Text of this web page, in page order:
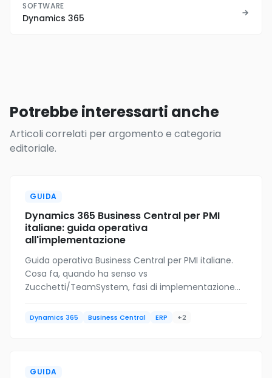
SOFTWARE
Dynamics 365
Potrebbe interessarti anche
Articoli correlati per argomento e categoria
editoriale.
GUIDA
Dynamics 365 Business Central per PMI
italiane: guida operativa
all'implementazione
Guida operativa Business Central per PMI italiane.
Cosa fa, quando ha senso vs
Zucchetti/TeamSystem, fasi di implementazione
formazione utenti.
Dynamics 365 Business Central ERP +2
GUIDA